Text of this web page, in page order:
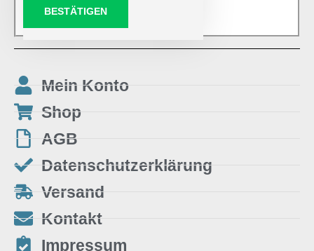
BESTÄTIGEN
Mein Konto
Shop
AGB
Datenschutzerklärung
Versand
Kontakt
Impressum